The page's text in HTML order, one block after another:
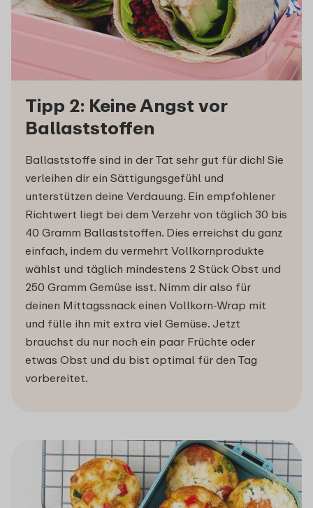
Tipp 2: Keine Angst vor
Ballaststoffen
Ballaststoffe sind in der Tat sehr gut für dich! Sie
verleihen dir ein Sättigungsgefühl und
unterstützen deine Verdauung. Ein empfohlener
Richtwert liegt bei dem Verzehr von täglich 30 bis
40 Gramm Ballaststoffen. Dies erreichst du ganz
einfach, indem du vermehrt Vollkornprodukte
wählst und täglich mindestens 2 Stück Obst und
250 Gramm Gemüse isst. Nimm dir also für
deinen Mittagssnack einen Vollkorn-Wrap mit
und fülle ihn mit extra viel Gemüse. Jetzt
brauchst du nur noch ein paar Früchte oder
etwas Obst und du bist optimal für den Tag
vorbereitet.